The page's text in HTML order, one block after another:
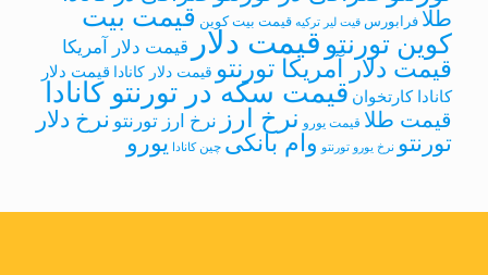
طلا فرابورس قیت لیر ترکیه قیمت بیت کوین قیمت بیت
کوین تورنتو قیمت دلار قیمت دلار آمریکا
قیمت دلار آمریکا تورنتو قیمت دلار کانادا قیمت دلار
کانادا کارتخوان قیمت سکه در تورنتو کانادا
قیمت طلا قیمت یورو نرخ ارز نرخ ارز تورنتو نرخ دلار
تورنتو نرخ یورو تورنتو وام بانکی چین کانادا یورو